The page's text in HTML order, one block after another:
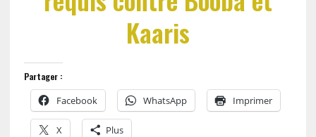
Kaaris
Partager :
Facebook WhatsApp Imprimer
X Plus